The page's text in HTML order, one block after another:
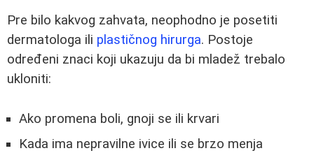
Pre bilo kakvog zahvata, neophodno je posetiti
dermatologa ili plastičnog hirurga. Postoje
određeni znaci koji ukazuju da bi mladež trebalo
ukloniti:
Ako promena boli, gnoji se ili krvari
Kada ima nepravilne ivice ili se brzo menja